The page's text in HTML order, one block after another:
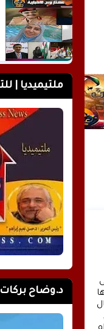
ملتيميديا |
د.وضاح بركات